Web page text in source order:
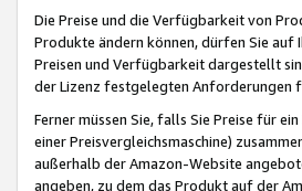
Die Preise und die Verfügbarkeit von
Produkte ändern können, dürfen Sie auf
Preisen und Verfügbarkeit dargestellt
der Lizenz festgelegten Anforderungen
Ferner müssen Sie, falls Sie Preise für
einer Preisvergleichsmaschine)
außerhalb der Amazon-Website
angeben, zu dem das Produkt auf der